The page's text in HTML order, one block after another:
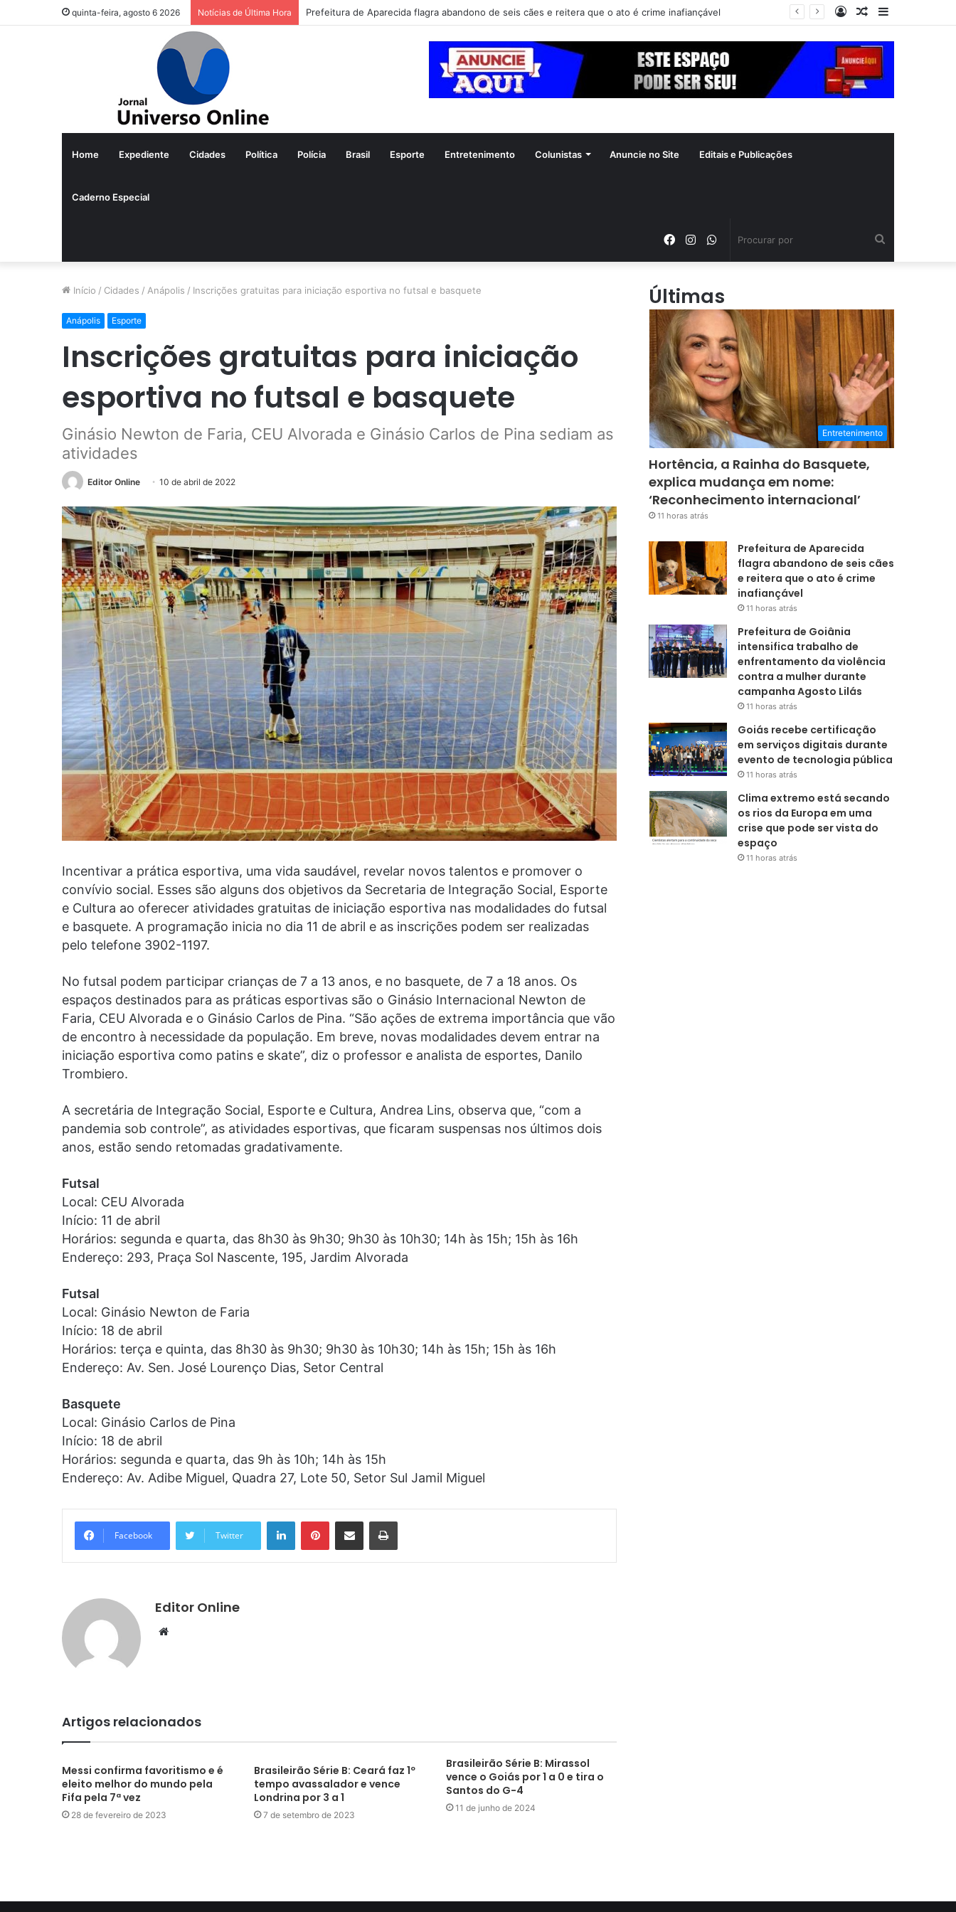
quinta-feira, agosto 6 2026 Notícias de Última Hora Prefeitura de Aparecida flagra abandono de seis cães e reitera que o ato é crime inafiançável
Barra
Artigo
Entrar
Home Expediente Cidades Política Polícia Brasil Esporte Entretenimento Colunistas Anuncie no Site Editais e Publicações
Caderno Especial
WhatsApp
Instagram
Facebook
Início / Cidades / Anápolis / Inscrições gratuitas para iniciação esportiva no futsal e basquete
Anápolis Esporte
Inscrições gratuitas para iniciação
esportiva no futsal e basquete
Ginásio Newton de Faria, CEU Alvorada e Ginásio Carlos de Pina sediam as
atividades
Editor Online 10 de abril de 2022
Incentivar a prática esportiva, uma vida saudável, revelar novos talentos e promover o
convívio social. Esses são alguns dos objetivos da Secretaria de Integração Social, Esporte
e Cultura ao oferecer atividades gratuitas de iniciação esportiva nas modalidades do futsal
e basquete. A programação inicia no dia 11 de abril e as inscrições podem ser realizadas
pelo telefone 3902-1197.
No futsal podem participar crianças de 7 a 13 anos, e no basquete, de 7 a 18 anos. Os
espaços destinados para as práticas esportivas são o Ginásio Internacional Newton de
Faria, CEU Alvorada e o Ginásio Carlos de Pina. “São ações de extrema importância que vão
de encontro à necessidade da população. Em breve, novas modalidades devem entrar na
iniciação esportiva como patins e skate”, diz o professor e analista de esportes, Danilo
Trombiero.
A secretária de Integração Social, Esporte e Cultura, Andrea Lins, observa que, “com a
pandemia sob controle”, as atividades esportivas, que ficaram suspensas nos últimos dois
anos, estão sendo retomadas gradativamente.
Futsal
Local: CEU Alvorada
Início: 11 de abril
Horários: segunda e quarta, das 8h30 às 9h30; 9h30 às 10h30; 14h às 15h; 15h às 16h
Endereço: 293, Praça Sol Nascente, 195, Jardim Alvorada
Futsal
Local: Ginásio Newton de Faria
Início: 18 de abril
Horários: terça e quinta, das 8h30 às 9h30; 9h30 às 10h30; 14h às 15h; 15h às 16h
Endereço: Av. Sen. José Lourenço Dias, Setor Central
Basquete
Local: Ginásio Carlos de Pina
Início: 18 de abril
Horários: segunda e quarta, das 9h às 10h; 14h às 15h
Endereço: Av. Adibe Miguel, Quadra 27, Lote 50, Setor Sul Jamil Miguel
Facebook Twitter
LinkedinPinterestCompartilhar via e-mail Imprimir
Editor Online
Website
Artigos relacionados
Messi confirma favoritismo e é
eleito melhor do mundo pela
Fifa pela 7ª vez
28 de fevereiro de 2023
Brasileirão Série B: Ceará faz 1º
tempo avassalador e vence
Londrina por 3 a 1
7 de setembro de 2023
Brasileirão Série B: Mirassol
vence o Goiás por 1 a 0 e tira o
Santos do G-4
11 de junho de 2024
Últimas
Entretenimento
Hortência, a Rainha do Basquete,
explica mudança em nome:
‘Reconhecimento internacional’
11 horas atrás
Prefeitura de Aparecida
flagra abandono de seis cães
e reitera que o ato é crime
inafiançável
11 horas atrás
Prefeitura de Goiânia
intensifica trabalho de
enfrentamento da violência
contra a mulher durante
campanha Agosto Lilás
11 horas atrás
Goiás recebe certificação
em serviços digitais durante
evento de tecnologia pública
11 horas atrás
Clima extremo está secando
os rios da Europa em uma
crise que pode ser vista do
espaço
11 horas atrás